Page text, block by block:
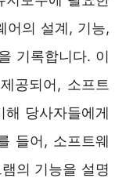
어의 설계, 기능,
기록합니다. 이
공되어, 소프트
해 당사자들에게
들어, 소프트웨
의 기능을 설명